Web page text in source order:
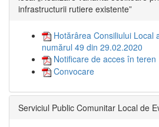
infrastructurii rutiere existente”
Hotărârea Consiliului Local
numărul 49 din 29.02.2020
Notificare de acces în teren
Convocare
Serviciul Public Comunitar Local de